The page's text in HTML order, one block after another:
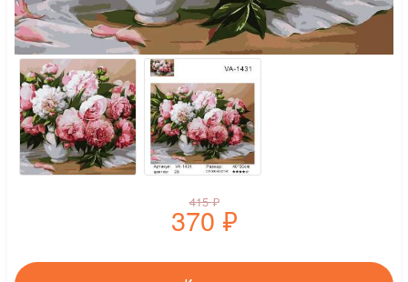
415₽
370 ₽